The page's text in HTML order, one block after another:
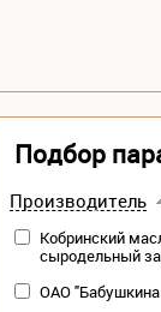
Подбор
Производитель
Кобринский
сыродельный
ОАО